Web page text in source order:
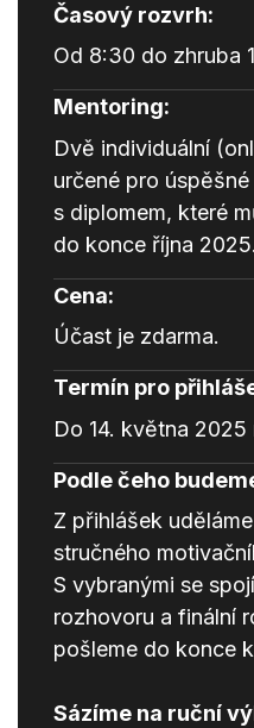
Časový rozvrh:
Od 8:30 do zhruba
Mentoring:
Dvě individuální
určené pro
s diplomem, které
do konce října 2025.
Cena:
Účast je zdarma.
Termín pro
Do 14. května
Podle čeho
Z přihlášek
stručného
S vybranými se
rozhovoru a finální
pošleme do konce
Sázíme na ruční